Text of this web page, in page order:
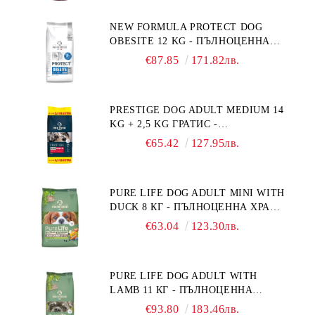
NEW FORMULA PROTECT DOG
OBESITE 12 KG - ПЪЛНОЦЕННА
ДИЕТИЧНА ХРАНА ЗА КУЧЕТА
"РЕГУЛИРАНЕ НА ВНОСА НА
ГЛЮКОЗА (DIABETES MELLITUS)."
€87.85 171.82лв.
PRESTIGE DOG ADULT MEDIUM 14
KG + 2,5 KG ГРАТИС -
ПЪЛНОЦЕННА ХРАНА ЗА
€65.42 127.95лв.
PURE LIFE DOG ADULT MINI WITH
DUCK 8 КГ - ПЪЛНОЦЕННА ХРАНА
ЗА ПОРАСНАЛИ КУЧЕТА ОТ
ГЛУТЕН. ПРОИЗВЕДЕНА ВЪВ
ФРАНЦИЯ.
€63.04 123.30лв.
PURE LIFE DOG ADULT WITH
LAMB 11 КГ - ПЪЛНОЦЕННА
ХРАНА ЗА ПОРАСНАЛИ КУЧЕТА С
€93.80 183.46лв.